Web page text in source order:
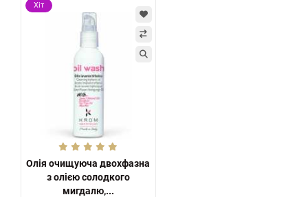
Хіт
Олія очищуюча двохфазна
з олією солодкого
мигдалю,...